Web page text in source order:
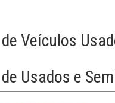
Veículos
de Usados e